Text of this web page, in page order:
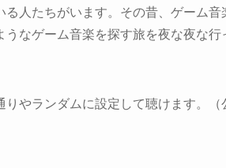
人たちがいます。その昔、ゲーム
なゲーム音楽を探す旅を夜な夜な
やランダムに設定して聴けます。（